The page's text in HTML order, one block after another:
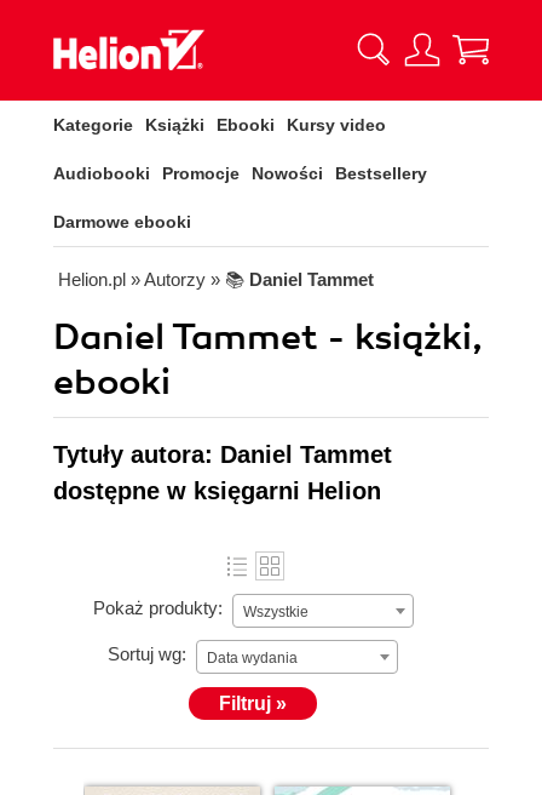
Kategorie Książki Ebooki Kursy video
Audiobooki Promocje Nowości Bestsellery
Darmowe ebooki
Helion.pl » Autorzy » 📚 Daniel Tammet
Daniel Tammet - książki,
ebooki
Tytuły autora: Daniel Tammet
dostępne w księgarni Helion
Pokaż produkty: Wszystkie
Sortuj wg: Data wydania
Filtruj »